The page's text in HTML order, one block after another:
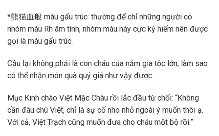
*熊猫血般 máu gấu trúc: thường để chỉ những người có
nhóm máu Rh âm tính, nhóm máu này cực kỳ hiếm nên được
gọi là máu gấu trúc.
Cậu lại không phải là con cháu của năm gia tộc lớn, làm sao
có thể nhận món quà quý giá như vậy được.
Mục Kinh chào Việt Mặc Châu rồi lắc đầu từ chối: “Không
cần đâu chú Việt, chỉ là sự cố nho nhỏ ngoài ý muốn thôi ạ.
Với cả, Việt Trạch cũng muốn đưa cho cháu một bộ rồi.”